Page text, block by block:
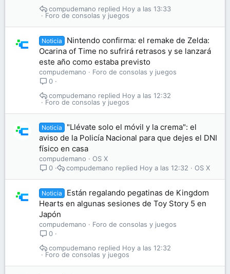
Foro de consolas y juegos
Hoy a las 13:33
compudemano
Noticia
Nintendo confirma: el remake de Zelda:
Ocarina of Time no sufrirá retrasos y se lanzará
este año como estaba previsto
compudemano
Foro de consolas y juegos
0
Foro de consolas y juegos
Hoy a las 12:32
compudemano
Noticia
"Llévate solo el móvil y la crema": el
aviso de la Policía Nacional para que dejes el DNI
físico en casa
compudemano
OS X
0
OS X
Hoy a las 12:32
compudemano
Noticia
Están regalando pegatinas de Kingdom
Hearts en algunas sesiones de Toy Story 5 en
Japón
compudemano
Foro de consolas y juegos
0
Foro de consolas y juegos
Hoy a las 12:32
compudemano